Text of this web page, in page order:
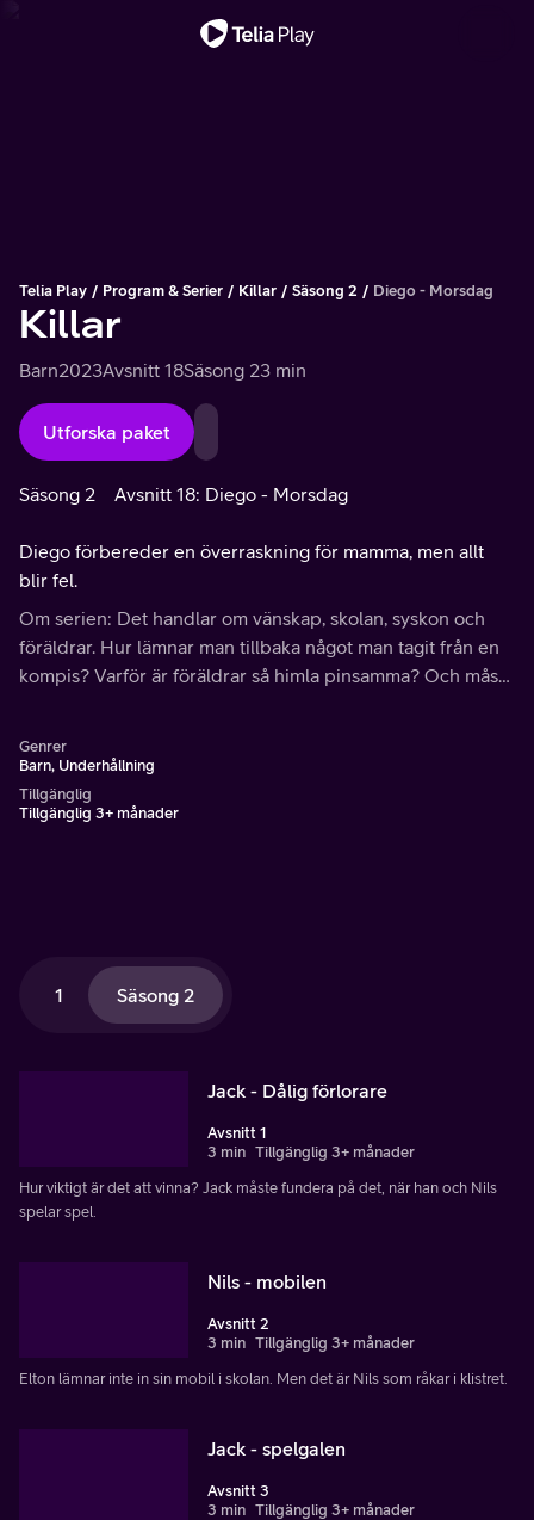
Telia Play Program & Serier Killar Säsong 2 Diego - Morsdag
Killar
Barn2023Avsnitt 18Säsong 23 min
Utforska paket
Säsong 2 Avsnitt 18: Diego - Morsdag
Diego förbereder en överraskning för mamma, men allt
blir fel.
Om serien: Det handlar om vänskap, skolan, syskon och
föräldrar. Hur lämnar man tillbaka något man tagit från en
kompis? Varför är föräldrar så himla pinsamma? Och måste
Genrer
Barn, Underhållning
Tillgänglig
Tillgänglig 3+ månader
1 Säsong 2
Jack - Dålig förlorare
Avsnitt 1
3 min Tillgänglig 3+ månader
Hur viktigt är det att vinna? Jack måste fundera på det, när han och Nils
spelar spel.
Nils - mobilen
Avsnitt 2
3 min Tillgänglig 3+ månader
Elton lämnar inte in sin mobil i skolan. Men det är Nils som råkar i klistret.
Jack - spelgalen
Avsnitt 3
3 min Tillgänglig 3+ månader